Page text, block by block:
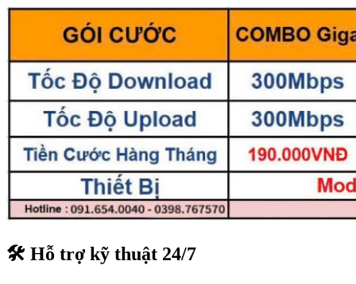
🛠️ Hỗ trợ kỹ thuật 24/7